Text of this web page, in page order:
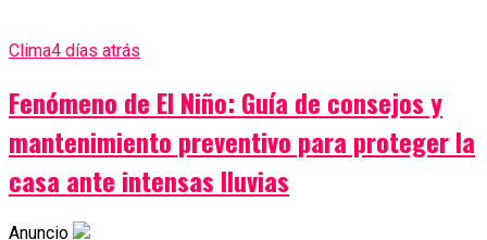
Clima4 días atrás
Fenómeno de El Niño: Guía de consejos y
mantenimiento preventivo para proteger la
casa ante intensas lluvias
Anuncio